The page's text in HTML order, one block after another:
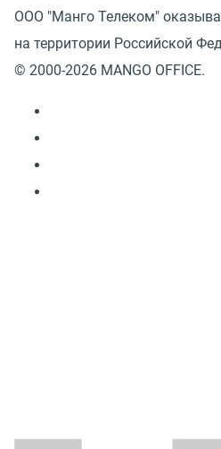
ООО "Манго Телеком"
на территории Российской
© 2000-2026 MANGO OFFICE.